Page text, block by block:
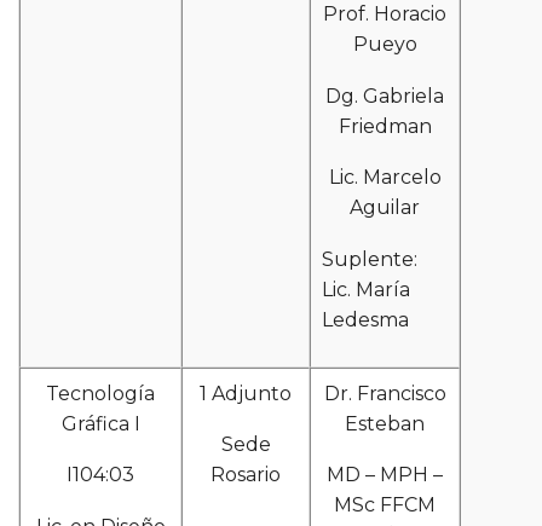
Prof. Horacio
Pueyo
Dg. Gabriela
Friedman
Lic. Marcelo
Aguilar
Suplente:
Lic. María
Ledesma
Tecnología
Gráfica I
I104:03
1 Adjunto
Sede
Rosario
Dr. Francisco
Esteban
MD – MPH –
MSc FFCM